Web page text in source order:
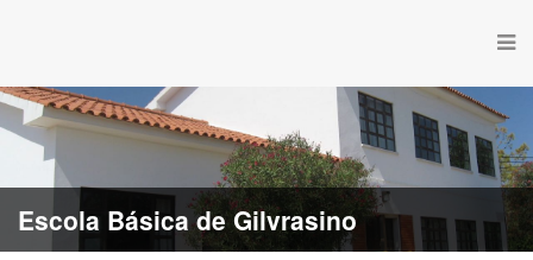
Escola Básica de Gilvrasino